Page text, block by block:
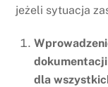
jeżeli sytuacja
dla